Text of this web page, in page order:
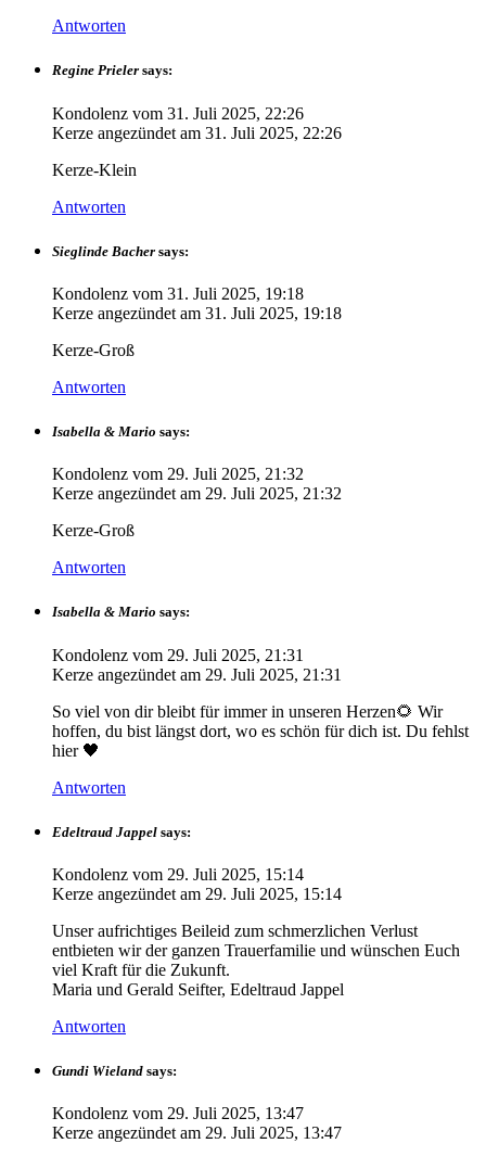
Antworten
Regine Prieler says:
Kondolenz vom 31. Juli 2025, 22:26
Kerze angezündet am 31. Juli 2025, 22:26
Kerze-Klein
Antworten
Sieglinde Bacher says:
Kondolenz vom 31. Juli 2025, 19:18
Kerze angezündet am 31. Juli 2025, 19:18
Kerze-Groß
Antworten
Isabella & Mario says:
Kondolenz vom 29. Juli 2025, 21:32
Kerze angezündet am 29. Juli 2025, 21:32
Kerze-Groß
Antworten
Isabella & Mario says:
Kondolenz vom 29. Juli 2025, 21:31
Kerze angezündet am 29. Juli 2025, 21:31
So viel von dir bleibt für immer in unseren Herzen🌻 Wir
hoffen, du bist längst dort, wo es schön für dich ist. Du fehlst
hier 🖤
Antworten
Edeltraud Jappel says:
Kondolenz vom 29. Juli 2025, 15:14
Kerze angezündet am 29. Juli 2025, 15:14
Unser aufrichtiges Beileid zum schmerzlichen Verlust
entbieten wir der ganzen Trauerfamilie und wünschen Euch
viel Kraft für die Zukunft.
Maria und Gerald Seifter, Edeltraud Jappel
Antworten
Gundi Wieland says:
Kondolenz vom 29. Juli 2025, 13:47
Kerze angezündet am 29. Juli 2025, 13:47